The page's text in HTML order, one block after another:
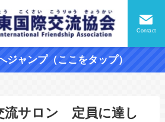
Contact
ジャンプ（ここをタップ）
流サロン 定員に達し